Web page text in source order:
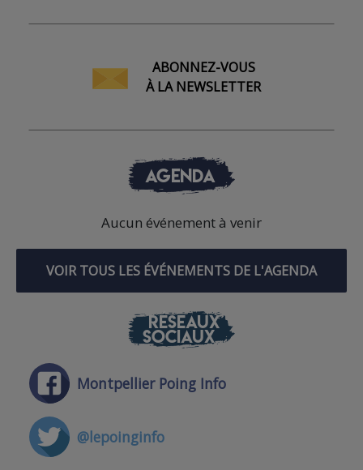
ABONNEZ-VOUS
À LA NEWSLETTER
AGENDA
Aucun événement à venir
VOIR TOUS LES ÉVÉNEMENTS DE L'AGENDA
RÉSEAUX
SOCIAUX
Montpellier Poing Info
@lepoinginfo